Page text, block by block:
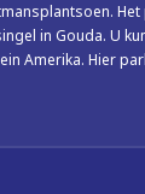
in Gouda. U
Amerika. Hier